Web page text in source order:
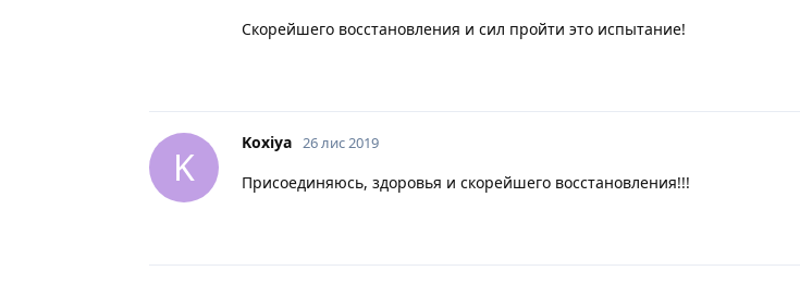
Скорейшего восстановления и сил пройти это испытание!
K
Koxiya 26 лис 2019
Присоединяюсь, здоровья и скорейшего восстановления!!!